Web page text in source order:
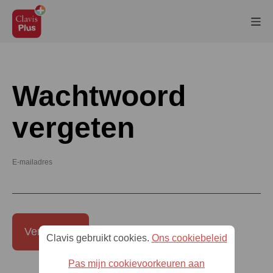
Wachtwoord
vergeten
E-mailadres
VerzendenClavis gebruikt cookies. Ons cookiebeleid
Pas mijn cookievoorkeuren aan